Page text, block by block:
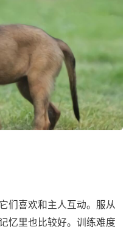
们喜欢和主人互动。服从
忆里也比较好。训练难度